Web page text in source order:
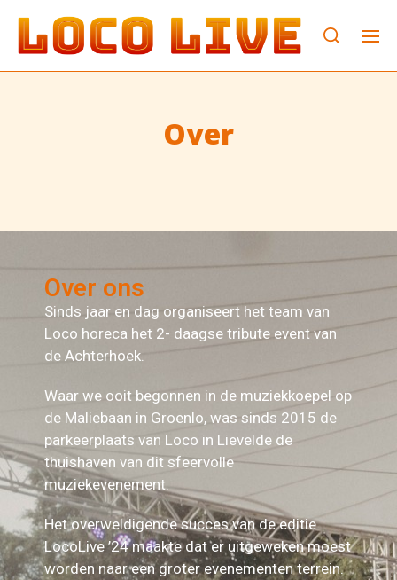
Over
Over ons
Sinds jaar en dag organiseert het team van
Loco horeca het 2- daagse tribute event van
de Achterhoek.
Waar we ooit begonnen in de muziekkoepel op
de Maliebaan in Groenlo, was sinds 2015 de
parkeerplaats van Loco in Lievelde de
thuishaven van dit sfeervolle
muziekevenement.
Het overweldigende succes van de editie
LocoLive ’24 maakte dat er uitgeweken moest
worden naar een groter evenementen terrein.